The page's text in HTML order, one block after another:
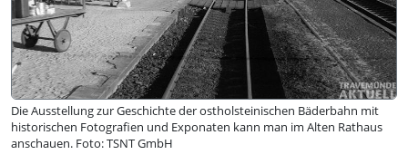
Die Ausstellung zur Geschichte der ostholsteinischen Bäderbahn mit
historischen Fotografien und Exponaten kann man im Alten Rathaus
anschauen. Foto: TSNT GmbH